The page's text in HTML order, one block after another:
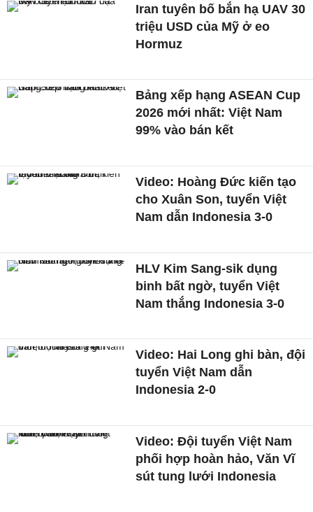
Iran tuyên bố bắn hạ UAV 30
triệu USD của Mỹ ở eo
Hormuz
Bảng xếp hạng ASEAN Cup
2026 mới nhất: Việt Nam
99% vào bán kết
Video: Hoàng Đức kiến tạo
cho Xuân Son, tuyển Việt
Nam dẫn Indonesia 3-0
HLV Kim Sang-sik dụng
binh bất ngờ, tuyển Việt
Nam thắng Indonesia 3-0
Video: Hai Long ghi bàn, đội
tuyển Việt Nam dẫn
Indonesia 2-0
Video: Đội tuyển Việt Nam
phối hợp hoàn hảo, Văn Vĩ
sút tung lưới Indonesia